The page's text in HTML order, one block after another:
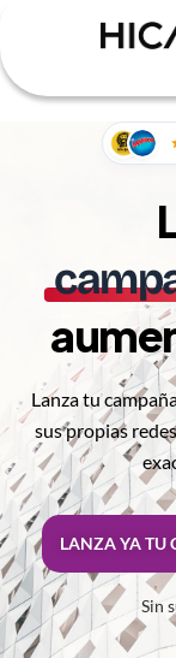
Lanza tu
sus propias
LANZA YA TU
Sin